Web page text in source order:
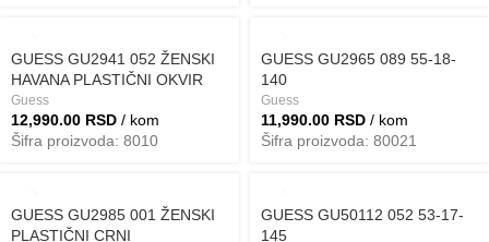
GUESS GU2941 052 ŽENSKI
HAVANA PLASTIČNI OKVIR
Guess
12,990.00 RSD / kom
Šifra proizvoda: 8010
GUESS GU2965 089 55-18-
140
Guess
11,990.00 RSD / kom
Šifra proizvoda: 80021
GUESS GU2985 001 ŽENSKI
PLASTIČNI CRNI
GUESS GU50112 052 53-17-
145